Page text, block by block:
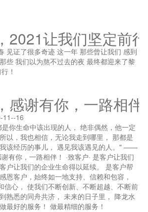
2021让我们坚定前
见证了很多奇迹 这一年 那些曾让我们 感到
些 我们以为熬不过去的夜 最终都迎来了黎
！
感谢有你，一路相伴
11--16
你生命中该出现的人， 绝非偶然，他一定
以，我也相信，无论我走到哪里， 那都是
该经历的事儿， 遇见我该遇见的人。" ——
有你，一路相伴！ ·致客户· 是客户让我们
户让我们的企业生命得以延续。 是客户帮
恩客户，始终如一地支持、信赖和包容，
信心， 使我们不断创新、不断超越、不断前
熟悉的同舟共济， 未来的日子里， 降龙水
最好的服务！ 做最精细的服务！